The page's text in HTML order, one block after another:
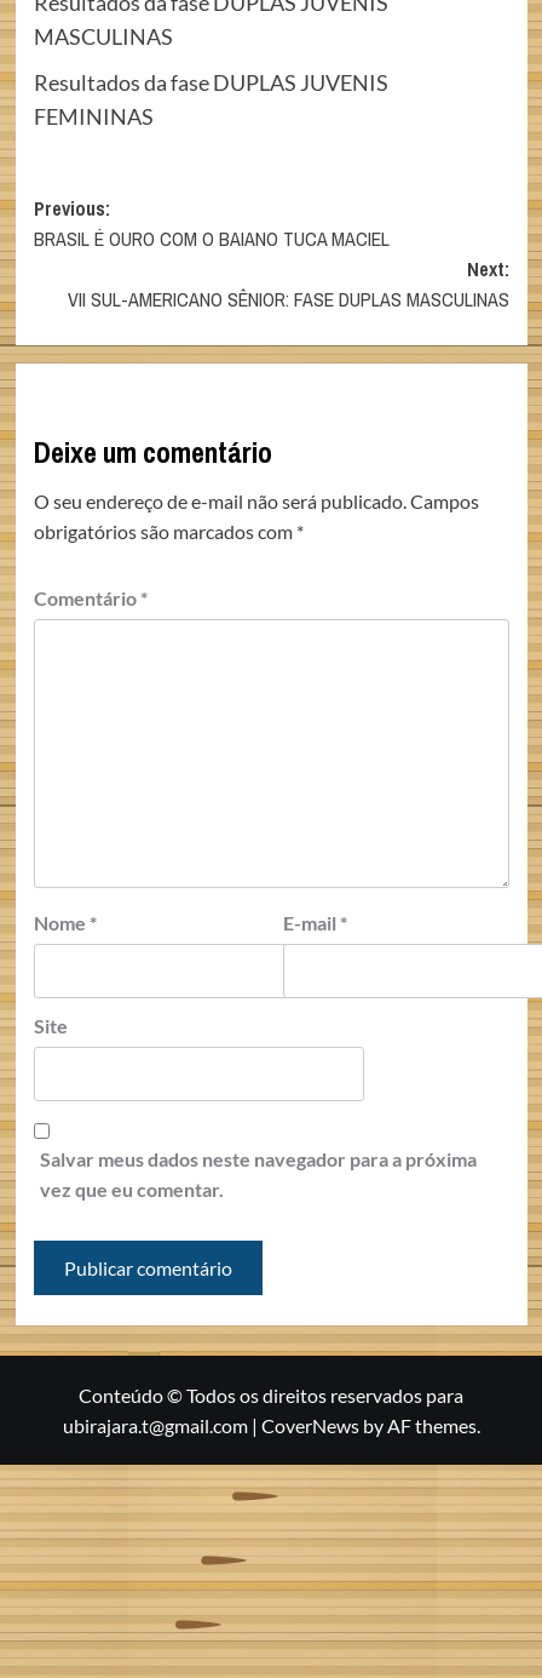
MASCULINAS
Resultados da fase DUPLAS JUVENIS
FEMININAS
Post
navigation
Previous:
BRASIL É OURO COM O BAIANO TUCA MACIEL
Next:
VII SUL-AMERICANO SÊNIOR: FASE DUPLAS MASCULINAS
Deixe um comentário
O seu endereço de e-mail não será publicado.Campos
obrigatórios são marcados com *
Comentário *
Nome * E-mail *
Site
Salvar meus dados neste navegador para a próxima
vez que eu comentar.
Conteúdo © Todos os direitos reservados para
ubirajara.t@gmail.com | CoverNewsby AF themes.